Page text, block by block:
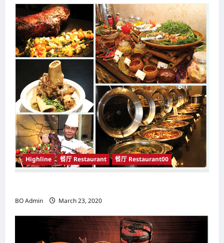
Highline 餐厅 Restaurant 餐厅 Restaurant00
BO Admin March 23, 2020